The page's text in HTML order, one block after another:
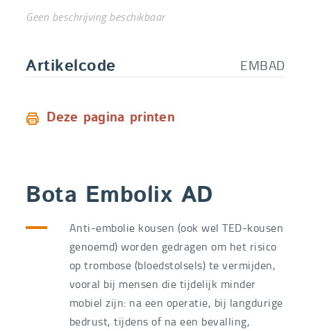
Geen beschrijving beschikbaar
Artikelcode EMBAD
Deze pagina printen
Bota Embolix AD
Anti-embolie kousen (ook wel TED-kousen
genoemd) worden gedragen om het risico
op trombose (bloedstolsels) te vermijden,
vooral bij mensen die tijdelijk minder
mobiel zijn: na een operatie, bij langdurige
bedrust, tijdens of na een bevalling,